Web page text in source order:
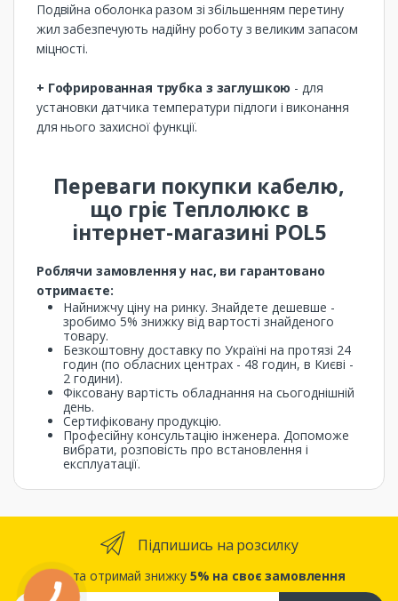
Подвійна оболонка разом зі збільшенням перетину
жил забезпечують надійну роботу з великим запасом
міцності.
+ Гофрированная трубка з заглушкою - для
установки датчика температури підлоги і виконання
для нього захисної функції.
Переваги покупки кабелю,
що гріє Теплолюкс в
інтернет-магазині POL5
Роблячи замовлення у нас, ви гарантовано
отримаєте:
Найнижчу ціну на ринку. Знайдете дешевше -
зробимо 5% знижку від вартості знайденого
товару.
Безкоштовну доставку по Україні на протязі 24
годин (по обласних центрах - 48 годин, в Києві -
2 години).
Фіксовану вартість обладнання на сьогоднішній
день.
Сертифіковану продукцію.
Професійну консультацію інженера. Допоможе
вибрати, розповість про встановлення і
експлуатації.
Підпишись на розсилку
... та отримай знижку 5% на своє замовлення